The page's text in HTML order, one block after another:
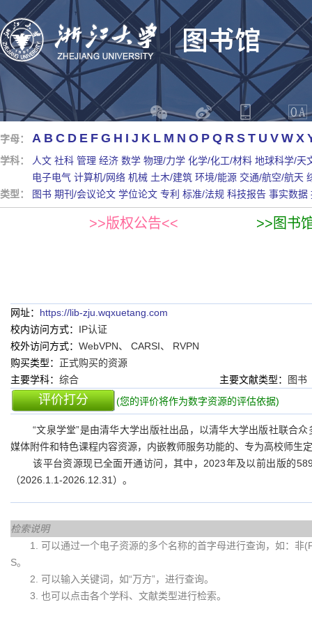
字母： A B C D E F G H I J K L M N O P Q R S T U V W X
学科： 人文 社科 管理 经济 数学 物理/力学 化学/化工/材料 地球科学/天
电子电气 计算机/网络 机械 土木/建筑 环境/能源 交通/航空/航天
类型：
图书 期刊/会议论文 学位论文 专利 标准/法规 科技报告 事实数据
>>版权公告<< >>图书
网址： https://lib-zju.wqxuetang.com
校内访问方式： IP认证
校外访问方式： WebVPN、 CARSI、 RVPN
购买类型： 正式购买的资源
主要学科： 综合 主要文献类型： 图书
评价打分 (您的评价将作为数字资源的评估依据)
“文泉学堂”是由清华大学出版社出品，以清华大学出版社联合
媒体附件和特色课程内容资源，内嵌教师服务功能的、专为高校师生
该平台资源现已全面开通访问，其中，2023年及以前出版的
（2026.1.1-2026.12.31）。
检索说明
1. 可以通过一个电子资源的多个名称的首字母进行查询，如：
S。
2. 可以输入关键词，如“万方”，进行查询。
3. 也可以点击各个学科、文献类型进行检索。